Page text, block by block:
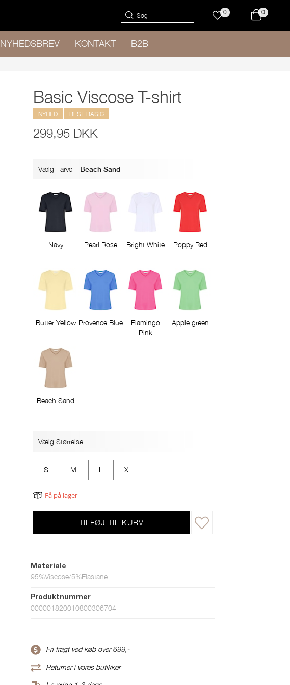
0 0
NYHEDSBREV KONTAKT B2B
Basic Viscose T-shirt
NYHED BEST BASIC
299,95 DKK
Vælg Farve - Beach Sand
Navy Pearl Rose Bright White Poppy Red
Butter Yellow Provence Blue
Flamingo
Pink
Apple green
Beach Sand
Vælg Størrelse
S M L XL
Få på lager
TILFØJ TIL KURV
Materiale
95%Viscose/5%Elastane
Produktnummer
000001820010800306704
Fri fragt ved køb over 699,-
Returner i vores butikker